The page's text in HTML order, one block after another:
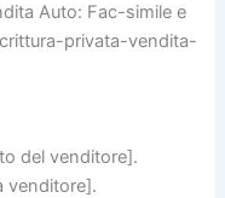
Auto: Fac-simile e
privata-vendita-
del venditore].
venditore].